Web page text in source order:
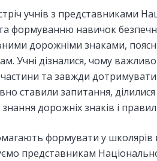
учнів з представниками
навичок
дорожніми знаками,
Учні дізналися, чому
та завжди
ставили запитання,
дорожніх знаків і
формувати у школярів
представникам Національної